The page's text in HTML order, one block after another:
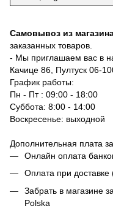
Самовывоз из
заказанных товаров.
- Мы приглашаем вас в
Качице 86, Пултуск 06-
График работы:
Пн - Пт : 09:00 - 18:00
Суббота: 8:00 - 14:00
Воскресенье: выходной
Дополнительная плата
Онлайн оплата
Оплата при
Забрать в магазине
Polska